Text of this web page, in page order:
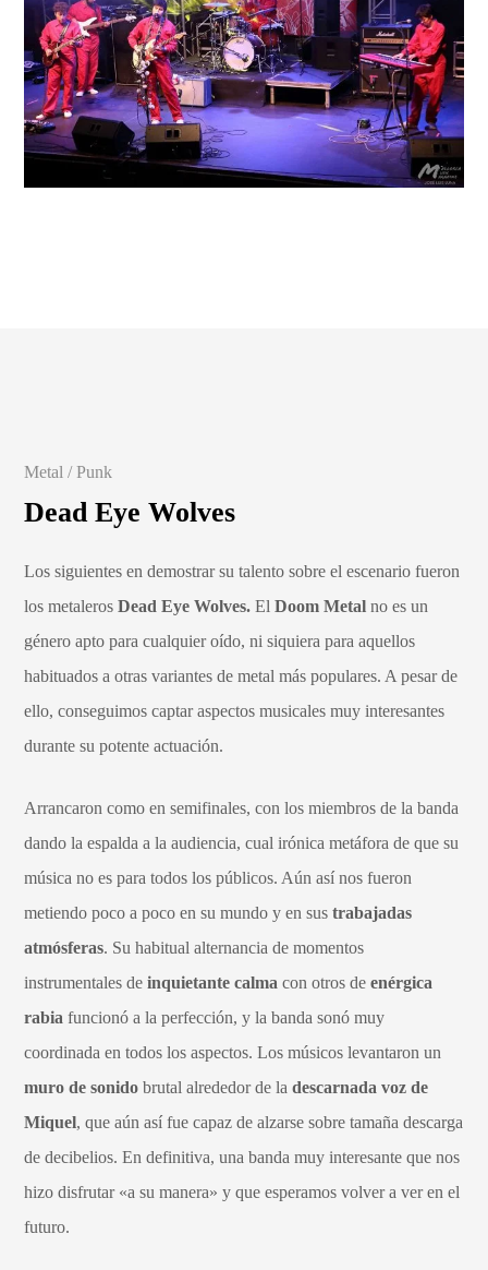
Metal / Punk
Dead Eye Wolves
Los siguientes en demostrar su talento sobre el escenario fueron
los metalerosDead Eye Wolves. ElDoom Metal no es un
género apto para cualquier oído, ni siquiera para aquellos
habituados a otras variantes de metal más populares. A pesar de
ello, conseguimos captar aspectos musicales muy interesantes
durante su potente actuación.
Arrancaron como en semifinales, con los miembros de la banda
dando la espalda a la audiencia, cual irónica metáfora de que su
música no es para todos los públicos. Aún así nos fueron
metiendo poco a poco en su mundo y en sustrabajadas
atmósferas. Su habitual alternancia de momentos
instrumentales deinquietante calma con otros deenérgica
rabia funcionó a la perfección, y la banda sonó muy
coordinada en todos los aspectos. Los músicos levantaron un
muro de sonido brutal alrededor de ladescarnada voz de
Miquel, que aún así fue capaz de alzarse sobre tamaña descarga
de decibelios. En definitiva, una banda muy interesante que nos
hizo disfrutar «a su manera» y que esperamos volver a ver en el
futuro.